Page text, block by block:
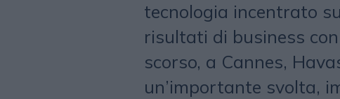
tecnologia incentrato
risultati di business
scorso, a Cannes,
un’importante svolta,